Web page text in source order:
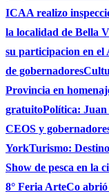
ICAA realizo
la localidad de Bella
su participacion en el
de gobernadores
Provincia en
gratuitoPolítica: Juan
CEOS y
YorkTurismo:
Show de pesca en la
8° Feria ArteCo